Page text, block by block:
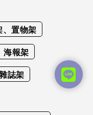
、置物架
海報架
誌架